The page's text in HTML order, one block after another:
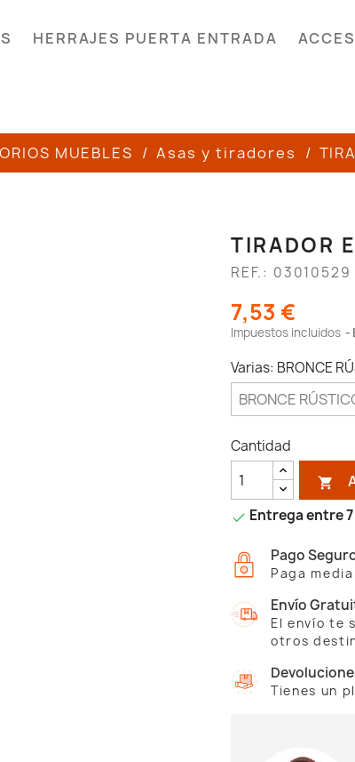
HERRAJES PUERTA ENTRADA
MUEBLES Asas y tiradores
TIRADOR
REF.: 03010529
7,53 €
Impuestos incluidos
Varias: BRONCE
Cantidad

 Entrega entre
Pago
Paga
Envío
El envío te
otros
Tienes un